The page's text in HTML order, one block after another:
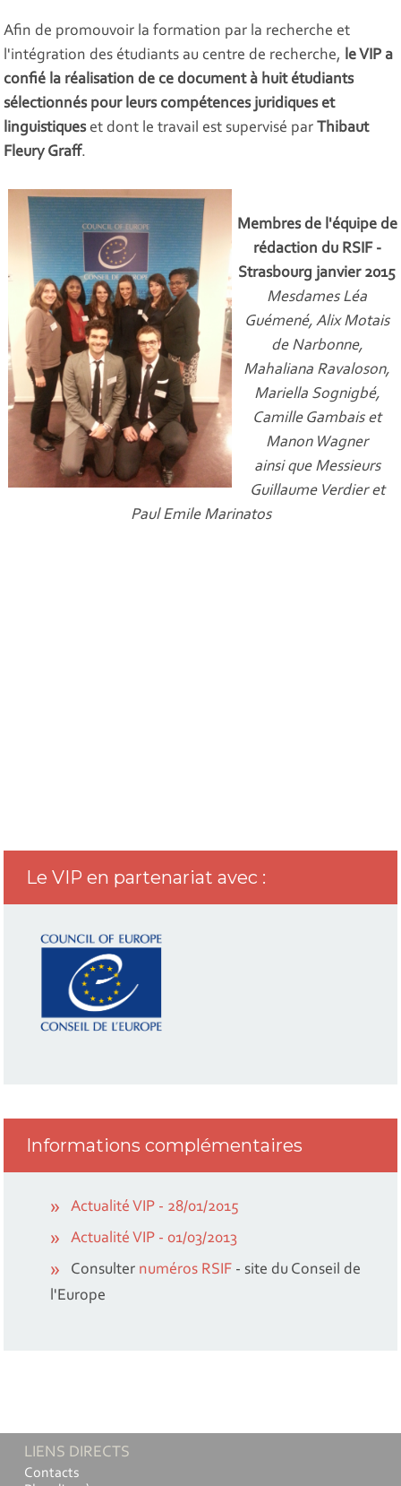
Afin de promouvoir la formation par la recherche et
l'intégration des étudiants au centre de recherche, le VIP a
confié la réalisation de ce document à huit étudiants
sélectionnés pour leurs compétences juridiques et
linguistiques et dont le travail est supervisé parThibaut
Fleury Graff.
Membres de l'équipe de
rédaction du RSIF -
Strasbourg janvier 2015
Mesdames Léa
Guémené, Alix Motais
de Narbonne,
Mahaliana Ravaloson,
Mariella Sognigbé,
Camille Gambais et
Manon Wagner
ainsi que Messieurs
Guillaume Verdier et
Paul Emile Marinatos
Le VIP en partenariat avec :
Informations complémentaires
Actualité VIP - 28/01/2015
Actualité VIP - 01/03/2013
Consulter numéros RSIF - site du Conseil de
l'Europe
LIENS DIRECTS
Contacts